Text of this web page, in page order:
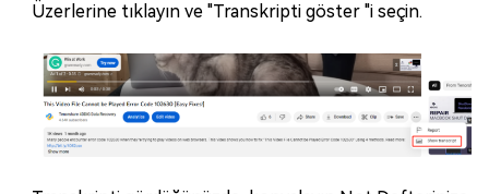
Üzerlerine tıklayın ve "Transkripti göster "i seçin.